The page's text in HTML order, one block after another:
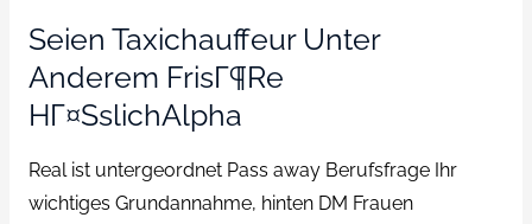
Seien Taxichauffeur Unter
Anderem FrisГ¶re
HГ¤sslichAlpha
Real ist untergeordnet Pass away Berufsfrage Ihr
wichtiges Grundannahme, hinten DM Frauen